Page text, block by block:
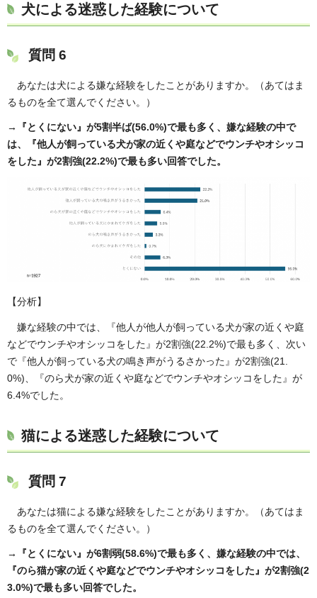
犬による迷惑した経験について
質問 6
あなたは犬による嫌な経験をしたことがありますか。（あてはま
るものを全て選んでください。）
→『とくにない』が5割半ば(56.0%)で最も多く、嫌な経験の中で
は、『他人が飼っている犬が家の近くや庭などでウンチやオシッコ
をした』が2割強(22.2%)で最も多い回答でした。
【分析】
嫌な経験の中では、『他人が他人が飼っている犬が家の近くや庭
などでウンチやオシッコをした』が2割強(22.2%)で最も多く、次い
で『他人が飼っている犬の鳴き声がうるさかった』が2割強(21.
0%)、『のら犬が家の近くや庭などでウンチやオシッコをした』が
6.4%でした。
猫による迷惑した経験について
質問 7
あなたは猫による嫌な経験をしたことがありますか。（あてはま
るものを全て選んでください。）
→『とくにない』が6割弱(58.6%)で最も多く、嫌な経験の中では、
『のら猫が家の近くや庭などでウンチやオシッコをした』が2割強(2
3.0%)で最も多い回答でした。